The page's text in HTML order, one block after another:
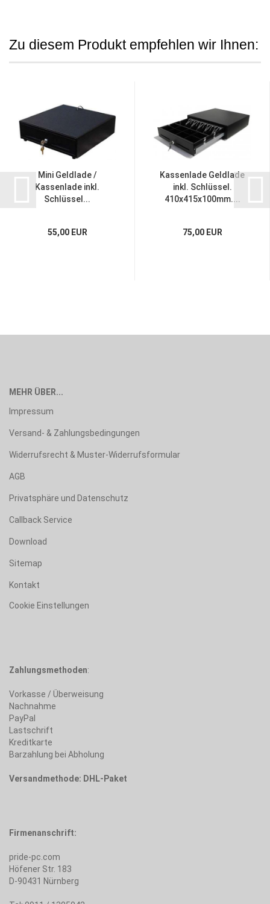
Zu diesem Produkt empfehlen wir Ihnen:
Mini Geldlade /
Kassenlade inkl.
Schlüssel...
55,00 EUR
Kassenlade Geldlade
inkl. Schlüssel.
410x415x100mm....
75,00 EUR
MEHR ÜBER...
Impressum
Versand- & Zahlungsbedingungen
Widerrufsrecht & Muster-Widerrufsformular
AGB
Privatsphäre und Datenschutz
Callback Service
Download
Sitemap
Kontakt
Cookie Einstellungen
Zahlungsmethoden:
Vorkasse / Überweisung
Nachnahme
PayPal
Lastschrift
Kreditkarte
Barzahlung bei Abholung
Versandmethode: DHL-Paket
Firmenanschrift:
pride-pc.com
Höfener Str. 183
D-90431 Nürnberg